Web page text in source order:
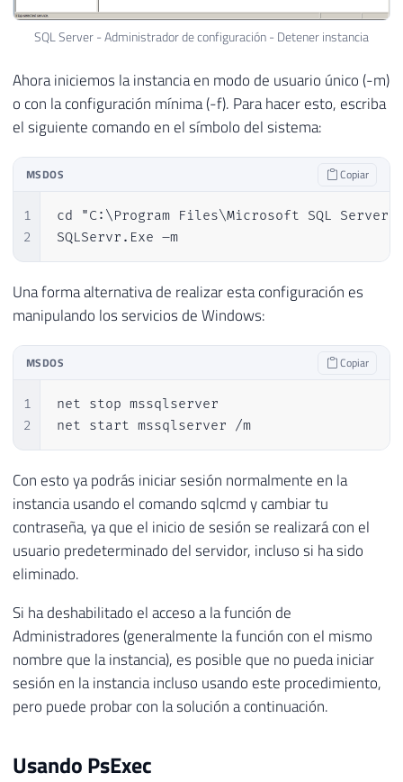
SQL Server - Administrador de configuración - Detener instancia
Ahora iniciemos la instancia en modo de usuario único (-m)
o con la configuración mínima (-f). Para hacer esto, escriba
el siguiente comando en el símbolo del sistema:
MSDOS Copiar
1
2
cd "C:\Program Files\Microsoft SQL
SQLServr.Exe –m
Una forma alternativa de realizar esta configuración es
manipulando los servicios de Windows:
MSDOS Copiar
1
2
net stop mssqlserver
net start mssqlserver /m
Con esto ya podrás iniciar sesión normalmente en la
instancia usando el comando sqlcmd y cambiar tu
contraseña, ya que el inicio de sesión se realizará con el
usuario predeterminado del servidor, incluso si ha sido
eliminado.
Si ha deshabilitado el acceso a la función de
Administradores (generalmente la función con el mismo
nombre que la instancia), es posible que no pueda iniciar
sesión en la instancia incluso usando este procedimiento,
pero puede probar con la solución a continuación.
Usando PsExec